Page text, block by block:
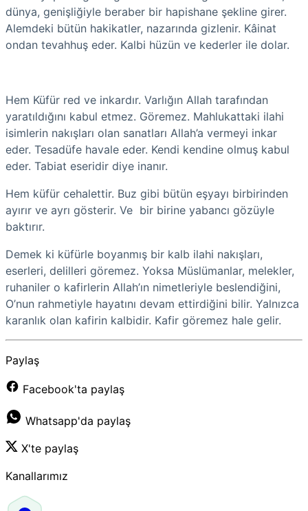
dünya, genişliğiyle beraber bir hapishane şekline girer.
Alemdeki bütün hakikatler, nazarında gizlenir. Kâinat
ondan tevahhuş eder. Kalbi hüzün ve kederler ile dolar.
Hem Küfür red ve inkardır. Varlığın Allah tarafından
yaratıldığını kabul etmez. Göremez. Mahlukattaki ilahi
isimlerin nakışları olan sanatları Allah’a vermeyi inkar
eder. Tesadüfe havale eder. Kendi kendine olmuş kabul
eder. Tabiat eseridir diye inanır.
Hem küfür cehalettir. Buz gibi bütün eşyayı birbirinden
ayırır ve ayrı gösterir. Ve bir birine yabancı gözüyle
baktırır.
Demek ki küfürle boyanmış bir kalb ilahi nakışları,
eserleri, delilleri göremez. Yoksa Müslümanlar, melekler,
ruhaniler o kafirlerin Allah’ın nimetleriyle beslendiğini,
O’nun rahmetiyle hayatını devam ettirdiğini bilir. Yalnızca
karanlık olan kafirin kalbidir. Kafir göremez hale gelir.
Paylaş
Facebook'ta paylaş
Whatsapp'da paylaş
X'te paylaş
Kanallarımız